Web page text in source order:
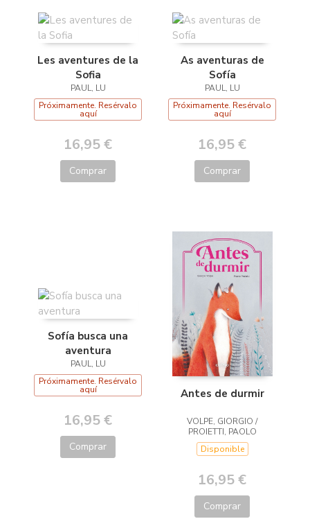
Les aventures de la
Sofia
PAUL, LU
Próximamente. Resérvalo
aquí
16,95 €
Comprar
As aventuras de
Sofía
PAUL, LU
Próximamente. Resérvalo
aquí
16,95 €
Comprar
Sofía busca una
aventura
PAUL, LU
Próximamente. Resérvalo
aquí
16,95 €
Comprar
Antes de durmir
VOLPE, GIORGIO /
PROIETTI, PAOLO
Disponible
16,95 €
Comprar